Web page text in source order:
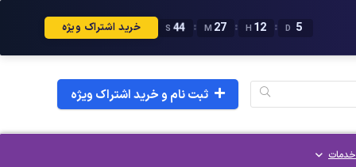
5
D
:
12
H
:
27
M
:
43
S خرید اشتراک ویژه
ثبت نام و خرید اشتراک ویژه
خدمات